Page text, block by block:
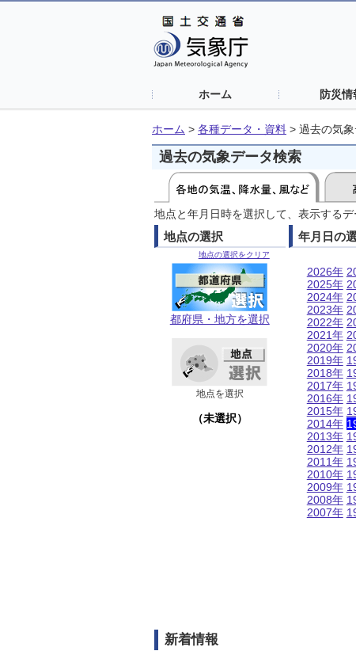
ホーム 防災情
ホーム > 各種データ・資料 > 過去の気
過去の気象データ検索
地点と年月日時を選択して、表示するデ
地点の選択
地点の選択をクリア
都府県・地方を選択
地点を選択
（未選択）
年月日の
2026年
2025年
2024年
2023年
2022年
2021年
2020年
2019年
2018年
2017年
2016年
2015年
2014年
2013年
2012年
2011年
2010年
2009年
2008年
2007年
新着情報